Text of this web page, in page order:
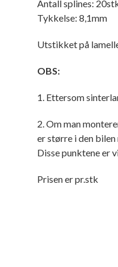
Antall splines:
Tykkelse: 8,1mm
Utstikket på
OBS:
1. Ettersom
2. Om man
er større i den
Disse punktene er
Prisen er pr.stk